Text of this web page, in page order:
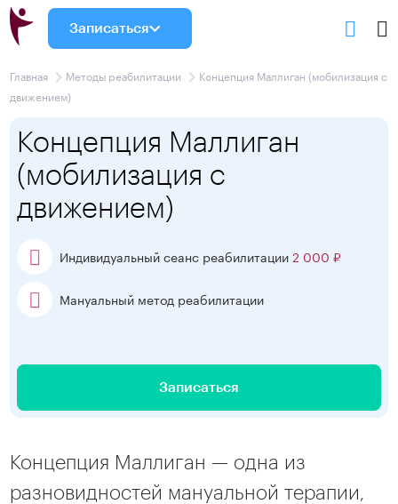
Записаться
Главная Методы реабилитации
Концепция Маллиган (мобилизация с
движением)
Концепция Маллиган
(мобилизация с
движением)
Индивидуальный сеанс реабилитации2 000 ₽
Мануальный метод реабилитации
Записаться
Концепция Маллиган — одна из
разновидностей мануальной терапии,